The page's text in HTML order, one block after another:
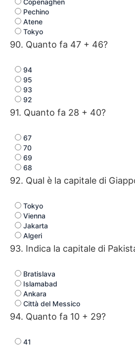
Copenaghen
Pechino
Atene
Tokyo
90. Quanto fa 47 + 46?
94
95
93
92
91. Quanto fa 28 + 40?
67
70
69
68
92. Qual è la capitale di
Tokyo
Vienna
Jakarta
Algeri
93. Indica la capitale di
Bratislava
Islamabad
Ankara
Città del Messico
94. Quanto fa 10 + 29?
41